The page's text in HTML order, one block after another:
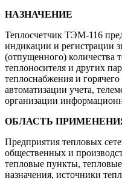
НАЗНАЧЕНИЕ
Теплосчетчик ТЭМ-116
индикации и регистрации
(отпущенного) количества
теплоносителя и других
теплоснабжения и
автоматизации учета,
организации
ОБЛАСТЬ
Предприятия тепловых
общественных и
тепловые пункты,
назначения, источники